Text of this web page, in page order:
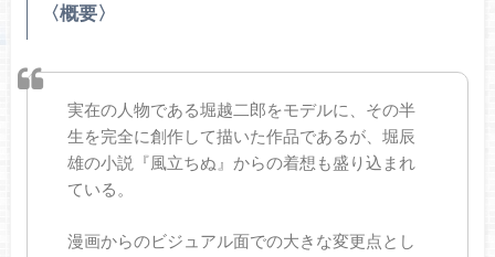
〈概要〉
実在の人物である堀越二郎をモデルに、その半
生を完全に創作して描いた作品であるが、堀辰
雄の小説『風立ちぬ』からの着想も盛り込まれ
ている。
漫画からのビジュアル面での大きな変更点とし